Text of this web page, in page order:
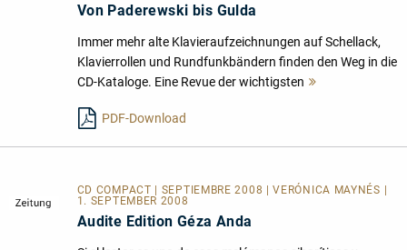
Von Paderewski bis Gulda
Immer mehr alte Klavieraufzeichnungen auf Schellack,
Klavierrollen und Rundfunkbändern finden den Weg in die
CD-Kataloge. Eine Revue der wichtigsten
PDF-Download
CD COMPACT | SEPTIEMBRE 2008 | VERÓNICA MAYNÉS |
1. SEPTEMBER 2008
Audite Edition Géza Anda